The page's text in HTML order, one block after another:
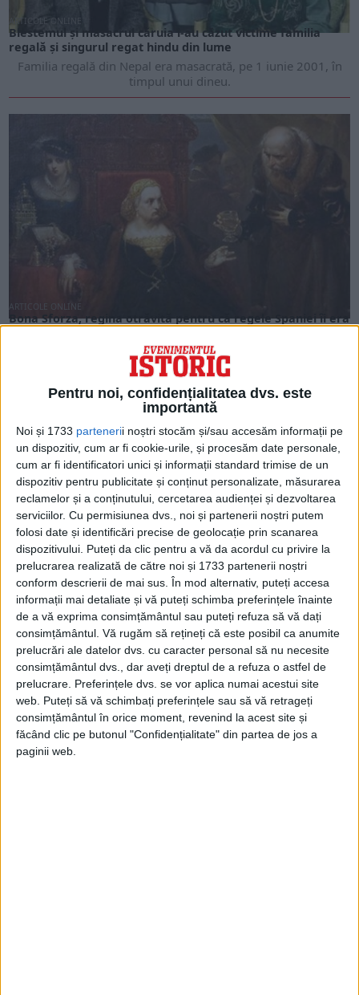
Pentru noi, confidențialitatea dvs. este
importantă
Noi și 1733 partenerii noștri stocăm și/sau accesăm informații pe
un dispozitiv, cum ar fi cookie-urile, și procesăm date personale,
cum ar fi identificatori unici și informații standard trimise de un
dispozitiv pentru publicitate și conținut personalizate, măsurarea
reclamelor și a conținutului, cercetarea audienței și dezvoltarea
serviciilor. Cu permisiunea dvs., noi și partenerii noștri putem
folosi date și identificări precise de geolocație prin scanarea
dispozitivului. Puteți da clic pentru a vă da acordul cu privire la
prelucrarea realizată de către noi și 1733 partenerii noștri
conform descrierii de mai sus. În mod alternativ, puteți accesa
informații mai detaliate și vă puteți schimba preferințele înainte
de a vă exprima consimțământul sau puteți refuza să vă dați
consimțământul. Vă rugăm să rețineți că este posibil ca anumite
prelucrări ale datelor dvs. cu caracter personal să nu necesite
consimțământul dvs., dar aveți dreptul de a refuza o astfel de
prelucrare. Preferințele dvs. se vor aplica numai acestui site
web. Puteți să vă schimbați preferințele sau să vă retrageți
consimțământul în orice moment, revenind la acest site și
făcând clic pe butonul "Confidențialitate" din partea de jos a
paginii web.
ARTICOLE ONLINE
Blestemul și masacrul căruia i-au căzut victime familia
regală și singurul regat hindu din lume
Familia regală din Nepal era masacrată, pe 1 iunie 2001, în
timpul unui dineu.
ARTICOLE ONLINE
Bona Sforza, regina otrăvită pentru că regele Spaniei îi era
Nobilii polonezi au considerat-o o femeie periculoasă, care
avea o putere surprinzătoare asupra soțului ei, regele...
Sosirea Regelui Alexandru al Serbiei în București pentru
logodna cu principesa Marioara
Actualitatea publica, în nr.1 din 1922, un reportaj despre
sosirea Regelui Alexandru al Serbiei la București,...